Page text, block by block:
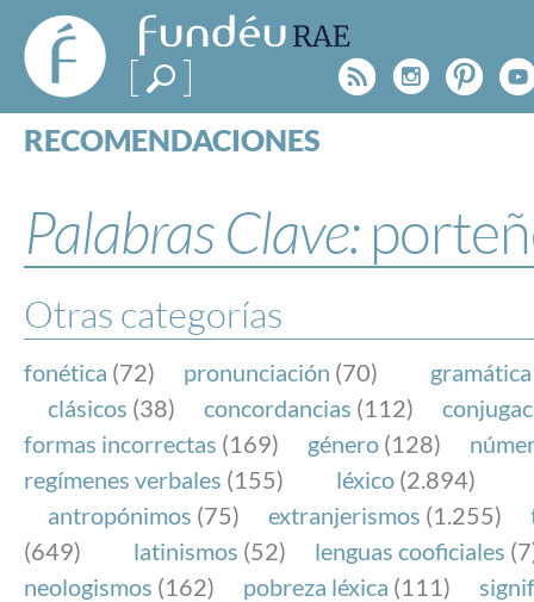
FundéuRAE
- Fundación
del Español
Urgente
Rss
RECOMENDACIONES
ESPECIALES
BLOG
NOTICIAS
SOBRE LA FUNDÉURAE
FundéuRAE es una fundación patrocinada por la
y la Real Academia Española, cuyo objetivo es
el buen uso del español en los medios de
Internet.
Palabras Clave:
Otras categorías
fonética (72) pronunciación (70) gramática
clásicos (38) concordancias (112)
formas incorrectas (169) género (128)
regímenes verbales (155) léxico (2.894)
antropónimos (75) extranjerismos (1.255)
(649)
latinismos (52) lenguas cooficiales
neologismos (162) pobreza léxica (111)